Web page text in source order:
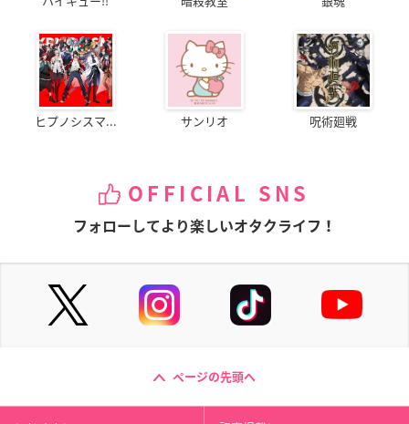
ヒプノシスマ... サンリオ 呪術廻戦
OFFICIAL SNS
フォローしてより楽しいオタクライフ！
ページの先頭へ